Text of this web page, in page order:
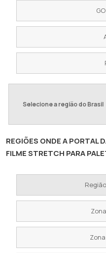
Selecione a região do Brasil
REGIÕES ONDE A PORTAL
FILME STRETCH PARA